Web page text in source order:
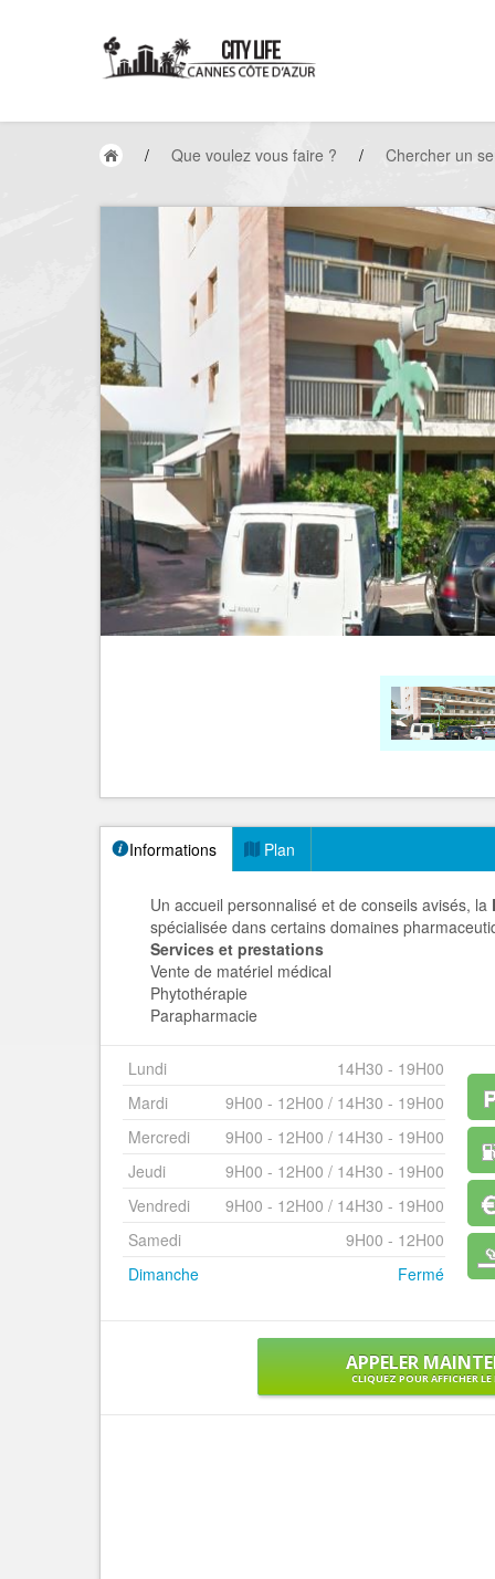
/ Que voulez vous faire ? / Chercher un
Informations Plan
Un accueil personnalisé et de conseils avisés, la
spécialisée dans certains domaines
Services et prestations
Vente de matériel médical
Phytothérapie
Parapharmacie
Lundi
14H30 - 19H00
Mardi
9H00 - 12H00 / 14H30 - 19H00
Mercredi
9H00 - 12H00 / 14H30 - 19H00
Jeudi
9H00 - 12H00 / 14H30 - 19H00
Vendredi
9H00 - 12H00 / 14H30 - 19H00
Samedi
9H00 - 12H00
Dimanche
Fermé
APPELER
CLIQUEZ POUR AFFICHER